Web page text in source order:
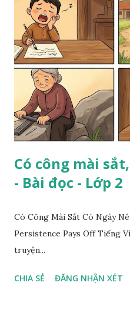
Có công mài
- Bài đọc - Lớp 2
Có Công Mài Sắt Có Ngày
Persistence Pays Off Tiếng
truyện...
CHIA SẺ ĐĂNG NHẬN XÉT